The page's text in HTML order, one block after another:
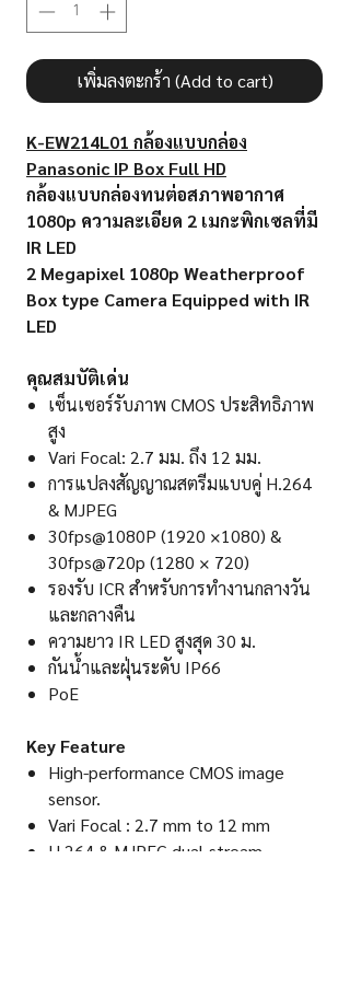
เพิ่มลงตะกร้า (Add to cart)
K-EW214L01 กล้องแบบกล่อง
Panasonic IP Box Full HD
กล้องแบบกล่องทนต่อสภาพอากาศ
1080p ความละเอียด 2 เมกะพิกเซลที่มี
IR LED
2 Megapixel 1080p Weatherproof
Box type Camera Equipped with IR
LED​​​​​​​
คุณสมบัติเด่น
เซ็นเซอร์รับภาพ CMOS ประสิทธิภาพ
สูง
Vari Focal: 2.7 มม. ถึง 12 มม.
การแปลงสัญญาณสตรีมแบบคู่ H.264
& MJPEG
30fps@1080P (1920 ×1080) &
30fps@720p (1280 × 720)
รองรับ ICR สำหรับการทำงานกลางวัน
และกลางคืน
ความยาว IR LED สูงสุด 30 ม.
กันน้ำและฝุ่นระดับ IP66
PoE
Key Feature
High-performance CMOS image
sensor.
Vari Focal : 2.7 mm to 12 mm
H.264 & MJPEG dual-stream